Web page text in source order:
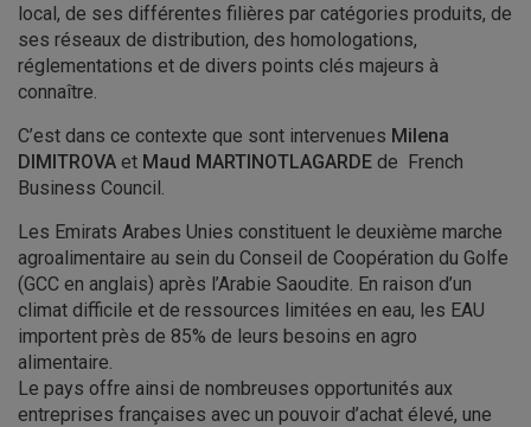
local, de ses différentes filières par catégories produits, de
ses réseaux de distribution, des homologations,
réglementations et de divers points clés majeurs à
connaître.
C’est dans ce contexte que sont intervenues Milena
DIMITROVA et Maud MARTINOTLAGARDE de French
Business Council.
Les Emirats Arabes Unies constituent le deuxième marche
agroalimentaire au sein du Conseil de Coopération du Golfe
(GCC en anglais) après l’Arabie Saoudite. En raison d’un
climat difficile et de ressources limitées en eau, les EAU
importent près de 85% de leurs besoins en agro
alimentaire.
Le pays offre ainsi de nombreuses opportunités aux
entreprises françaises avec un pouvoir d’achat élevé, une